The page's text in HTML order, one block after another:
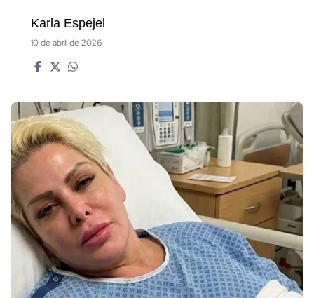
Karla Espejel
10 de abril de 2026